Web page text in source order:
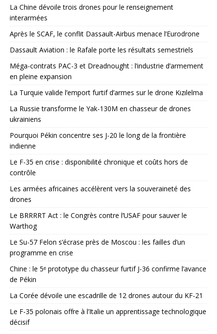
La Chine dévoile trois drones pour le renseignement
interarmées
Après le SCAF, le conflit Dassault-Airbus menace l’Eurodrone
Dassault Aviation : le Rafale porte les résultats semestriels
Méga-contrats PAC-3 et Dreadnought : l’industrie d’armement
en pleine expansion
La Turquie valide l’emport furtif d’armes sur le drone Kızılelma
La Russie transforme le Yak-130M en chasseur de drones
ukrainiens
Pourquoi Pékin concentre ses J-20 le long de la frontière
indienne
Le F-35 en crise : disponibilité chronique et coûts hors de
contrôle
Les armées africaines accélèrent vers la souveraineté des
drones
Le BRRRRT Act : le Congrès contre l’USAF pour sauver le
Warthog
Le Su-57 Felon s’écrase près de Moscou : les failles d’un
programme en crise
Chine : le 5ᵉ prototype du chasseur furtif J-36 confirme l’avance
de Pékin
La Corée dévoile une escadrille de 12 drones autour du KF-21
Le F-35 polonais offre à l’Italie un apprentissage technologique
décisif